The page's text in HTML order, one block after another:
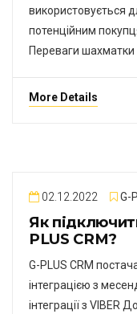
використовується
потенційним
Переваги шахматки
More Details
02.12.2022 G-
Як
PLUS CRM?
G-PLUS CRM
інтеграцією з
інтеграції з VIBER